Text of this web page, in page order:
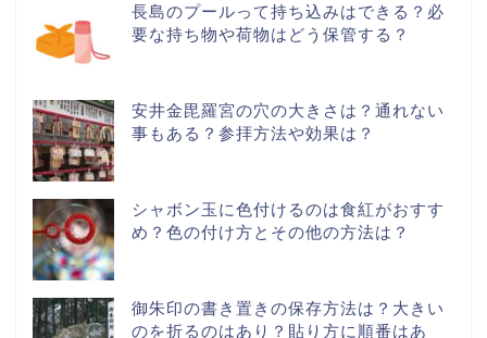
長島のプールって持ち込みはできる？必
要な持ち物や荷物はどう保管する？
安井金毘羅宮の穴の大きさは？通れない
事もある？参拝方法や効果は？
シャボン玉に色付けるのは食紅がおすす
め？色の付け方とその他の方法は？
御朱印の書き置きの保存方法は？大きい
のを折るのはあり？貼り方に順番はあ